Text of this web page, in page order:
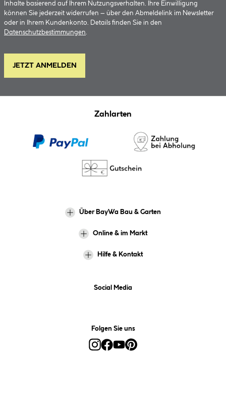
Inhalte basierend auf Ihrem Nutzungsverhalten. Ihre Einwilligung
können Sie jederzeit widerrufen – über den Abmeldelink im Newsletter
oder in Ihrem Kundenkonto. Details finden Sie in den
Datenschutzbestimmungen.
JETZT ANMELDEN
Zahlarten
Über BayWa Bau & Garten
Online & im Markt
Hilfe & Kontakt
Social Media
Folgen Sie uns